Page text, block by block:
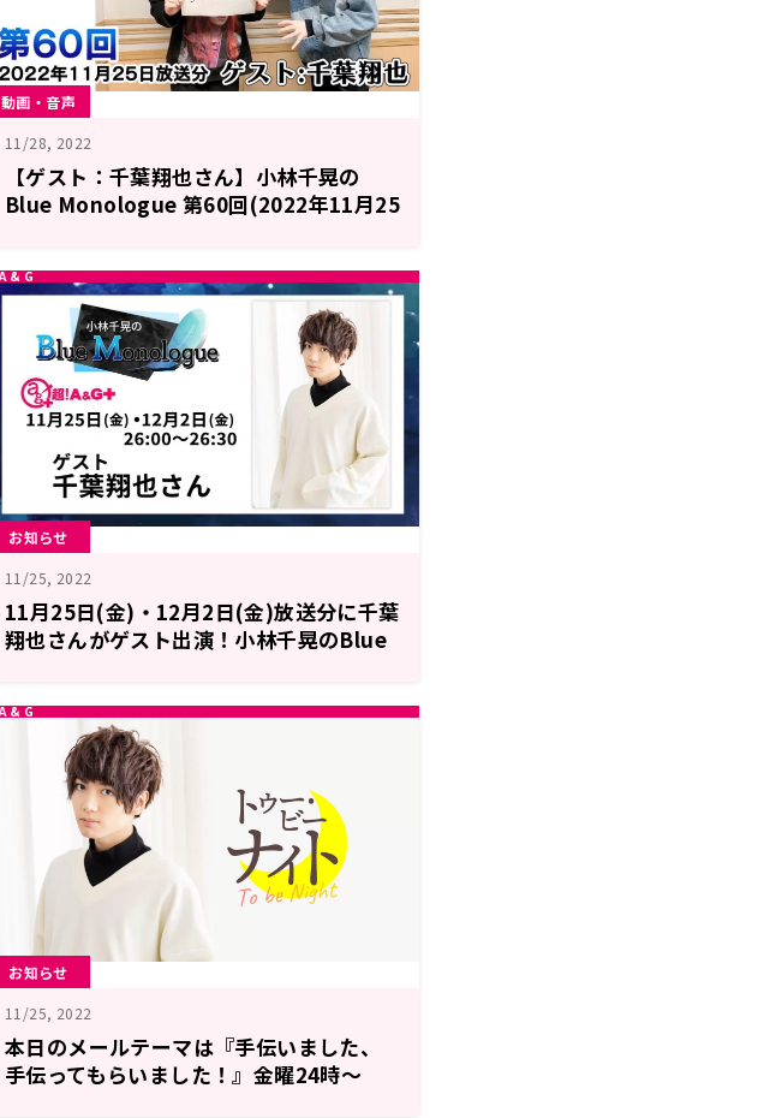
動画・音声
11/28, 2022
【ゲスト：千葉翔也さん】小林千晃の
Blue Monologue 第60回(2022年11月25
お知らせ
11/25, 2022
11月25日(金)・12月2日(金)放送分に千葉
翔也さんがゲスト出演！小林千晃のBlue
お知らせ
11/25, 2022
本日のメールテーマは『手伝いました、
手伝ってもらいました！』金曜24時～